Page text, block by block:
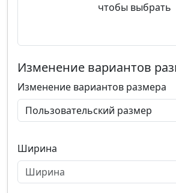
чтобы выбрать
Изменение вариантов
Изменение вариантов размера
Ширина